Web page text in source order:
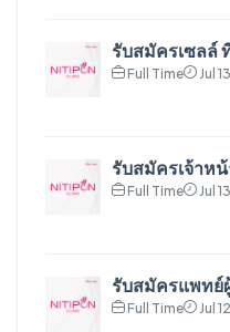
รับสมัครเซลล์
Full Time
Jul
รับสมัครเจ้าห
Full Time
Jul
รับสมัครแพทย์
Full Time
Jul